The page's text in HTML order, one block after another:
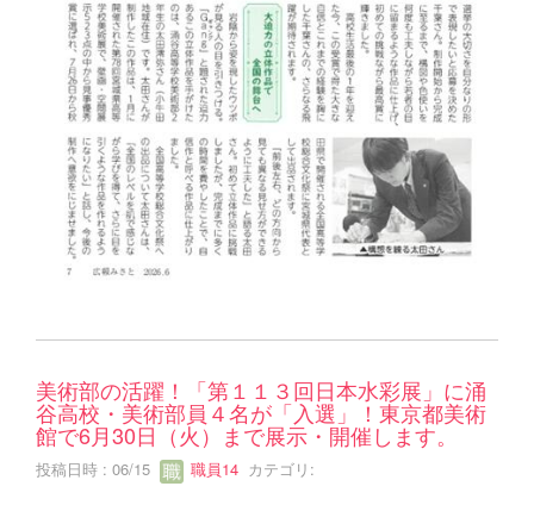
美術部の活躍！「第１１３回日本水彩展」に涌
谷高校・美術部員４名が「入選」！東京都美術
館で6月30日（火）まで展示・開催します。
投稿日時 : 06/15 職員14 カテゴリ: